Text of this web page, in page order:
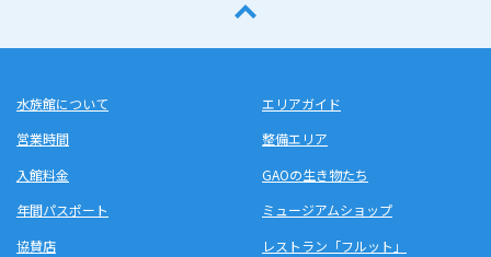
水族館について
営業時間
入館料金
年間パスポート
協賛店
エリアガイド
整備エリア
GAOの生き物たち
ミュージアムショップ
レストラン「フルット」